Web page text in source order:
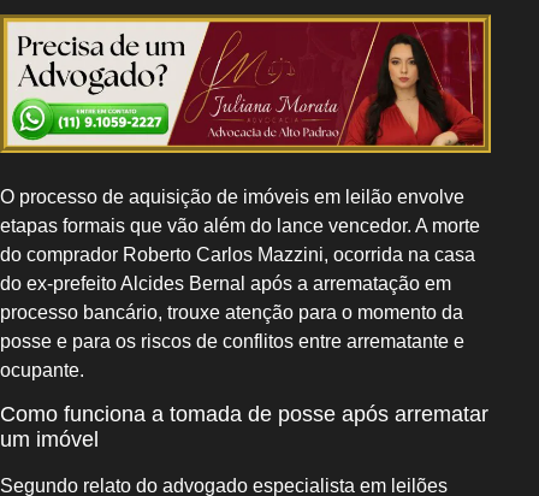
O processo de aquisição de imóveis em leilão envolve
etapas formais que vão além do lance vencedor. A morte
do comprador Roberto Carlos Mazzini, ocorrida na casa
do ex-prefeito Alcides Bernal após a arrematação em
processo bancário, trouxe atenção para o momento da
posse e para os riscos de conflitos entre arrematante e
ocupante.
Como funciona a tomada de posse após arrematar
um imóvel
Segundo relato do advogado especialista em leilões